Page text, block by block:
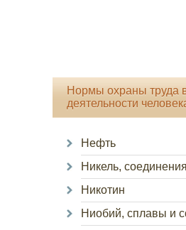
Нормы охраны труда
деятельности
Нефть
Никель,
Никотин
Ниобий, сплавы и